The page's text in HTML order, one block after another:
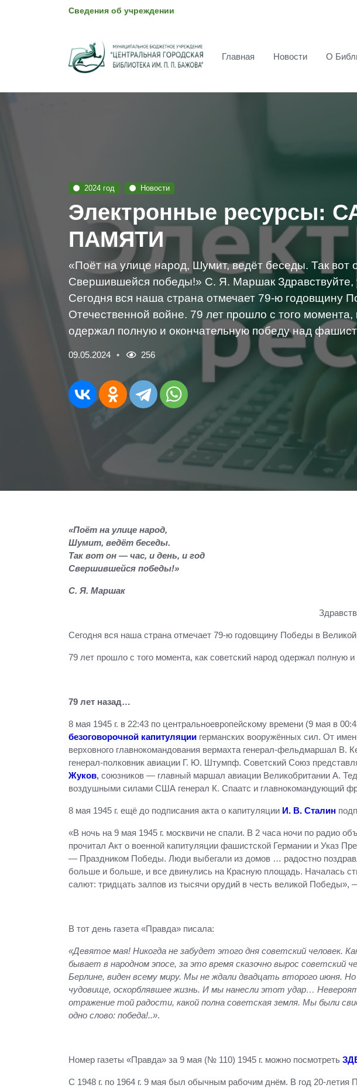
Сведения об учреждении
Главная Новости О
2024 год Новости
Электронные ресурсы:
ПАМЯТИ
«Поёт на улице народ, Шумит, ведёт беседы. Так вот
Свершившейся победы!» С. Я. Маршак Здравствуйте,
Сегодня вся наша страна отмечает 79-ю годовщину
Отечественной войне. 79 лет прошло с того момента,
одержал полную и окончательную победу над
09.05.2024 256
«Поёт на улице народ,
Шумит, ведёт беседы.
Так вот он — час, и день, и год
Свершившейся победы!»
С. Я. Маршак
Сегодня вся наша страна отмечает 79-ю годовщину Победы в
79 лет прошло с того момента, как советский народ одержал полную
79 лет назад…
8 мая 1945 г. в 22:43 по центральноевропейскому времени (9 мая в
безоговорочной капитуляции германских вооружённых сил. От
верховного главнокомандования вермахта генерал-фельдмаршал
генерал-полковник авиации Г. Ю. Штумпф. Советский Союз
Жуков, союзников — главный маршал авиации Великобритании А.
воздушными силами США генерал К. Спаатс и главнокомандующий
8 мая 1945 г. ещё до подписания акта о капитуляции И. В. Сталин
«В ночь на 9 мая 1945 г. москвичи не спали. В 2 часа ночи по радио
прочитал Акт о военной капитуляции фашистской Германии и Указ
— Праздником Победы. Люди выбегали из домов … радостно
больше и больше, и все двинулись на Красную площадь. Началась
салют: тридцать залпов из тысячи орудий в честь великой Победы»,
В тот день газета «Правда» писала:
«Девятое мая! Никогда не забудет этого дня советский человек.
бывает в народном эпосе, за это время сказочно вырос
Берлине, виден всему миру. Мы не ждали двадцать второго июня.
чудовище, оскорблявшее жизнь. И мы нанесли этот удар…
отражение той радости, какой полна советская земля. Мы были
одно слово: победа!..».
Номер газеты «Правда» за 9 мая (№ 110) 1945 г. можно посмотреть
С 1948 г. по 1964 г. 9 мая был обычным рабочим днём. В год 20-